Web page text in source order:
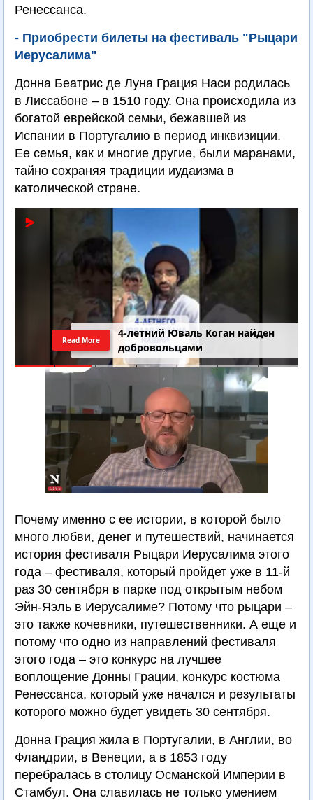
Ренессанса.
- Приобрести билеты на фестиваль "Рыцари
Иерусалима"
Донна Беатрис де Луна Грация Наси родилась
в Лиссабоне – в 1510 году. Она происходила из
богатой еврейской семьи, бежавшей из
Испании в Португалию в период инквизиции.
Ее семья, как и многие другие, были маранами,
тайно сохраняя традиции иудаизма в
католической стране.
Последний шанс Ирана. Теракт в
Самарии // Новости Израиля.
Шарп. Финкель. Дубнов
Read More
Почему именно с ее истории, в которой было
много любви, денег и путешествий, начинается
история фестиваля Рыцари Иерусалима этого
года – фестиваля, который пройдет уже в 11-й
раз 30 сентября в парке под открытым небом
Эйн-Яэль в Иерусалиме? Потому что рыцари –
это также кочевники, путешественники. А еще и
потому что одно из направлений фестиваля
этого года – это конкурс на лучшее
воплощение Донны Грации, конкурс костюма
Ренессанса, который уже начался и результаты
которого можно будет увидеть 30 сентября.
Донна Грация жила в Португалии, в Англии, во
Фландрии, в Венеции, а в 1853 году
перебралась в столицу Османской Империи в
Стамбул. Она славилась не только умением